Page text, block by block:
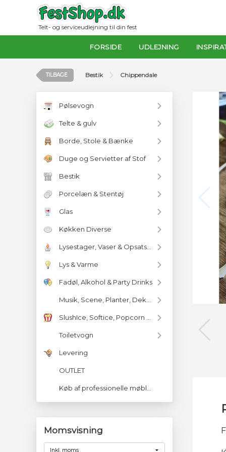
Telt- og serviceudlejning til din fest
FORSIDE UDLEJNING
TILBAGE Bestik Chippendale
Pølsevogn
Telte & gulv
Borde, Stole & Bænke
Duge og Servietter af Stof
Bestik
Porcelæn & Stentøj
Glas
Køkken Diverse
Lys & Varme
Fadøl, Alkohol & Party Drinks
Toiletvogn
Levering
OUTLET
Momsvisning